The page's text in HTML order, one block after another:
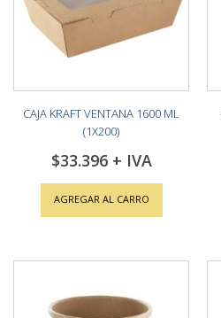
CAJA KRAFT VENTANA 1600 ML
(1X200)
$33.396
AGREGAR AL CARRO